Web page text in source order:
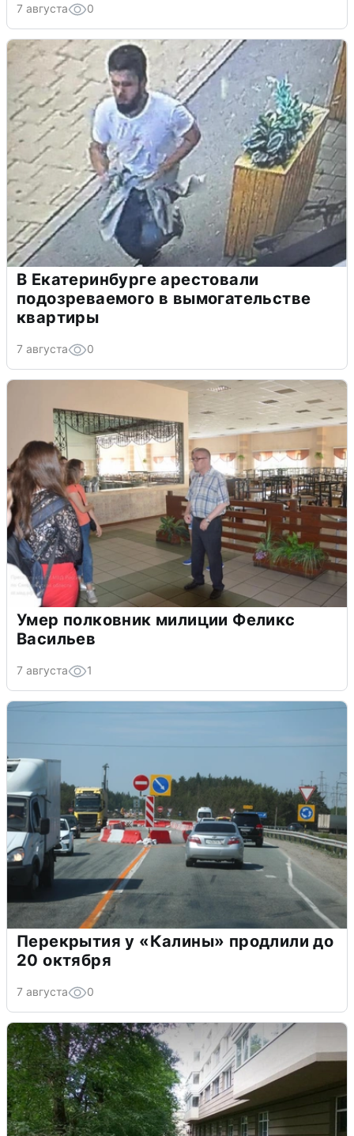
7 августа 0
В Екатеринбурге арестовали
подозреваемого в вымогательстве
квартиры
7 августа 0
Умер полковник милиции Феликс
Васильев
7 августа 1
Перекрытия у «Калины» продлили до
20 октября
7 августа 0